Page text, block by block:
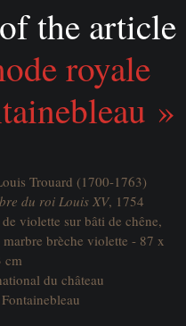
the article
royale
»
Trouard (1700-1763)
du roi Louis XV, 1754
violette sur bâti de chêne,
marbre brèche violette - 87 x
cm
du château